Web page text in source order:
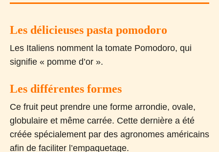
Les délicieuses pasta pomodoro
Les Italiens nomment la tomate Pomodoro, qui
signifie « pomme d’or ».
Les différentes formes
Ce fruit peut prendre une forme arrondie, ovale,
globulaire et même carrée. Cette dernière a été
créée spécialement par des agronomes américains
afin de faciliter l’empaquetage.